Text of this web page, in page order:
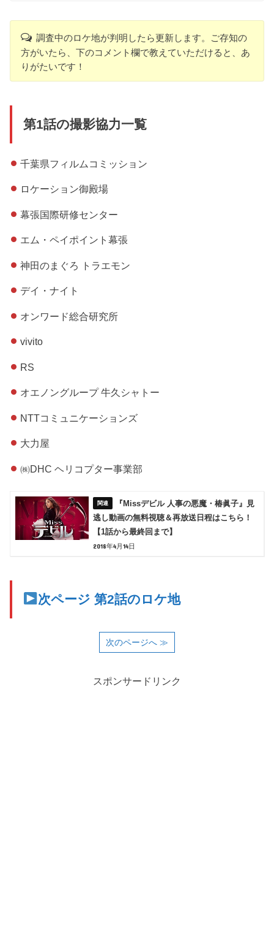
調査中のロケ地が判明したら更新します。ご存知の
方がいたら、下のコメント欄で教えていただけると、あ
りがたいです！
第1話の撮影協力一覧
千葉県フィルムコミッション
ロケーション御殿場
幕張国際研修センター
エム・ペイポイント幕張
神田のまぐろ トラエモン
デイ・ナイト
オンワード総合研究所
vivito
RS
オエノングループ 牛久シャトー
NTTコミュニケーションズ
大力屋
㈱DHC ヘリコプター事業部
『Missデビル 人事の悪魔・椿眞子』見
逃し動画の無料視聴＆再放送日程はこちら！
【1話から最終回まで】
2018年4月14日
次ページ 第2話のロケ地
次のページへ ≫
スポンサードリンク